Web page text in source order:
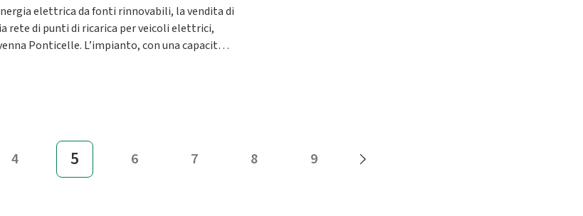
elettrica da fonti rinnovabili, la vendita di
rete di punti di ricarica per veicoli elettrici,
Ponticelle. L’impianto, con una capacità
4 5 6 7 8 9